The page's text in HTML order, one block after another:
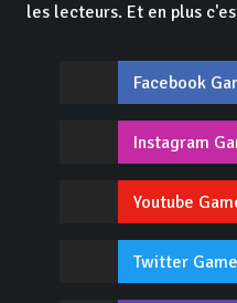
les lecteurs. Et en plus
Facebook
Instagram
Youtube
Twitter